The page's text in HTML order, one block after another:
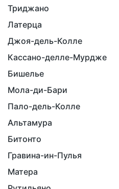
Триджано
Латерца
Джоя-дель-Колле
Кассано-делле-Мурдже
Бишелье
Мола-ди-Бари
Пало-дель-Колле
Альтамура
Битонто
Гравина-ин-Пулья
Матера